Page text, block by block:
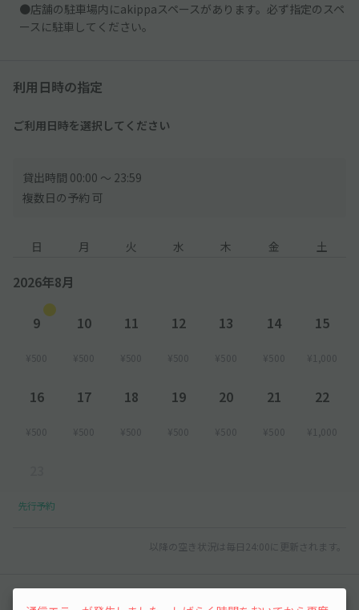
●店舗の駐車場内にakippaスペースがあります。必ず指定のスペ
ースに駐車してください。
利用日時の指定
ご利用日時を選択してください
貸出時間 00:00 〜 23:59
複数日の予約 可
日 月 火 水 木 金 土
2026年8月
9
¥500
10
¥500
11
¥500
12
¥500
13
¥500
14
¥500
15
¥1,000
16
¥500
17
¥500
18
¥500
19
¥500
20
¥500
21
¥500
22
¥1,000
先行予約
以降の空き状況は毎日24:00に更新されます。